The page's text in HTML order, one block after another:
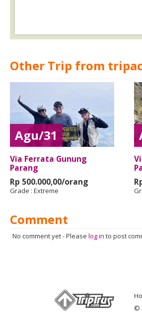
Other Trip from
Agu/31
Via Ferrata Gunung
Parang
Rp 500.000,00/orang
Grade : Extreme
Comment
No comment yet-Please log in to post
©